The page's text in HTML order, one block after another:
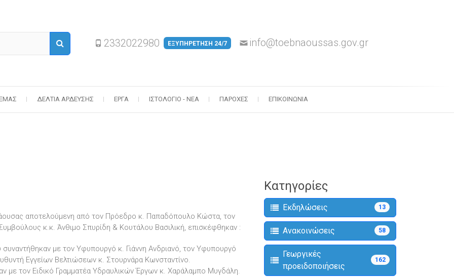
2332022980 ΕΞΥΠΗΡΕΤΗΣΗ 24/7 info@toebnaoussas.gov.gr
ΔΕΛΤΊΑ ΆΡΔΕΥΣΗΣ ΈΡΓΑ ΙΣΤΟΛΌΓΙΟ - ΝΈΑ ΠΑΡΟΧΈΣ ΕΠΙΚΟΙΝΩΝΊΑ
αποτελούμενη από τον Πρόεδρο κ. Παπαδόπουλο Κώστα, τον
κ.κ. Άνθιμο Σπυρίδη & Κουτάλου Βασιλική, επισκέφθηκαν :
με τον Υφυπουργό κ. Γιάννη Ανδριανό, τον Υφυπουργό
Εγγείων Βελτιώσεων κ. Στουρνάρα Κωνσταντίνο.
με τον Ειδικό Γραμματέα Υδραυλικών Έργων κ. Χαράλαμπο Μυγδάλη.
Κατηγορίες
Εκδηλώσεις 13
Ανακοινώσεις 58
Γεωργικές
προειδοποιήσεις
162